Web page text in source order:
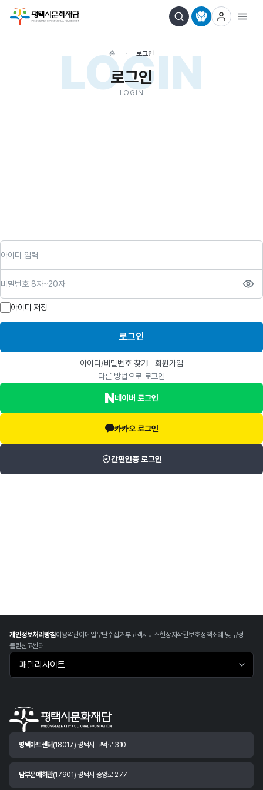
LOGIN
홈 로그인
로그인
LOGIN
아이디 저장
로그인
아이디/비밀번호 찾기
회원가입
다른 방법으로 로그인
네이버 로그인
카카오 로그인
간편인증 로그인
개인정보처리방침이용약관이메일무단수집거부고객서비스헌장저작권보호정책조례 및 규정
클린신고센터
패밀리사이트 바로가기
평택아트센터 (18017) 평택시 고덕로 310
남부문예회관(17901) 평택시 중앙로 277